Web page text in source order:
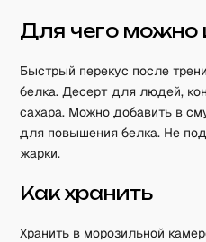
Для чего можно
Быстрый перекус после
белка. Десерт для людей,
сахара. Можно добавить в
для повышения белка. Не
жарки.
Как хранить
Хранить в морозильной